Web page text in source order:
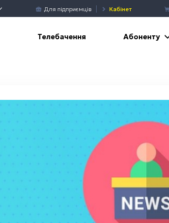
Для підприємців Кабінет
Телебачення Абоненту